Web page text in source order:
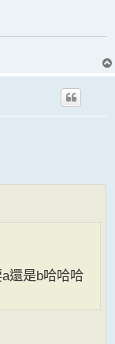
還是b哈哈哈